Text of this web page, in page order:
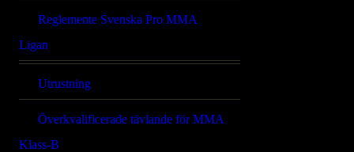
Reglemente Svenska Pro MMA
Ligan
Utrustning
Överkvalificerade tävlande för MMA
Klass-B